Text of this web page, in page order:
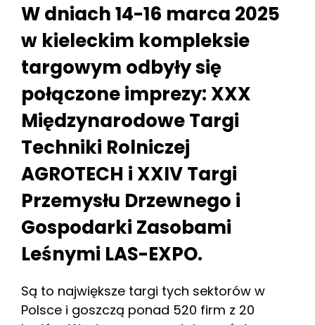
W dniach 14-16 marca 2025
w kieleckim kompleksie
targowym odbyły się
połączone imprezy: XXX
Międzynarodowe Targi
Techniki Rolniczej
AGROTECH i XXIV Targi
Przemysłu Drzewnego i
Gospodarki Zasobami
Leśnymi LAS-EXPO.
Są to największe targi tych sektorów w
Polsce i goszczą ponad 520 firm z 20